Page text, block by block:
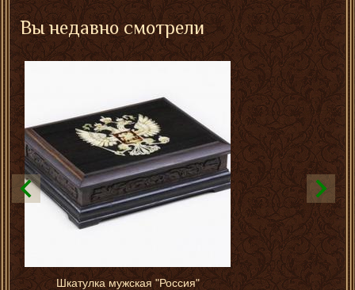
Вы недавно смотрели
Шкатулка мужская "Россия"